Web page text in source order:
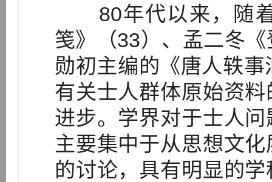
80年代以来，随着
笺》（33）、孟二冬
勋初主编的《唐人轶
有关士人群体原始资
进步。学界对于士人
主要集中于从思想文
的讨论，具有明显的